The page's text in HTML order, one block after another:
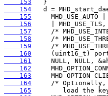
    153
    154
    155
    156
    157
    158
    159
    160
    161
    162
    163
    164
    165